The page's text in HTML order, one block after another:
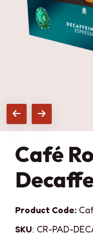
Café
Product Code:
SKU: CR-PAD-